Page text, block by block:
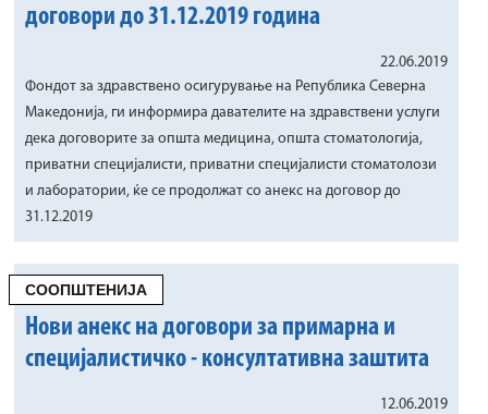
договори до 31.12.2019 година
22.06.2019
Фондот за здравствено осигурување на Република Северна
Македонија, ги информира давателите на здравствени услуги
дека договорите за општа медицина, општа стоматологија,
приватни специјалисти, приватни специјалисти стоматолози
и лаборатории, ќе се продолжат со анекс на договор до
31.12.2019
СООПШТЕНИЈА
Нови анекс на договори за примарна и
специјалистичко - консултативна заштита
12.06.2019